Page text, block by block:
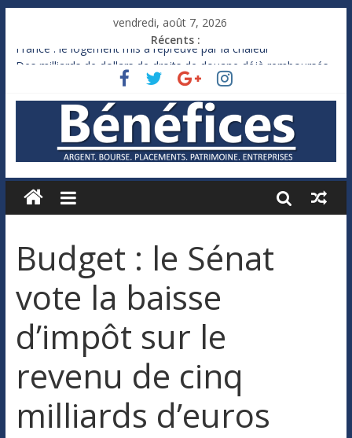
vendredi, août 7, 2026
Récents :
France : le logement mis à l’épreuve par la chaleur
Des milliards de dollars de droits de douane déjà remboursés
Royaume-Uni : Andy Burnham recule sur l’impôt
Xavier Niel, le milliardaire qui ne touche presque rien
Ruée des fortunes russes vers l’étranger
Budget : le Sénat
vote la baisse
d’impôt sur le
revenu de cinq
milliards d’euros